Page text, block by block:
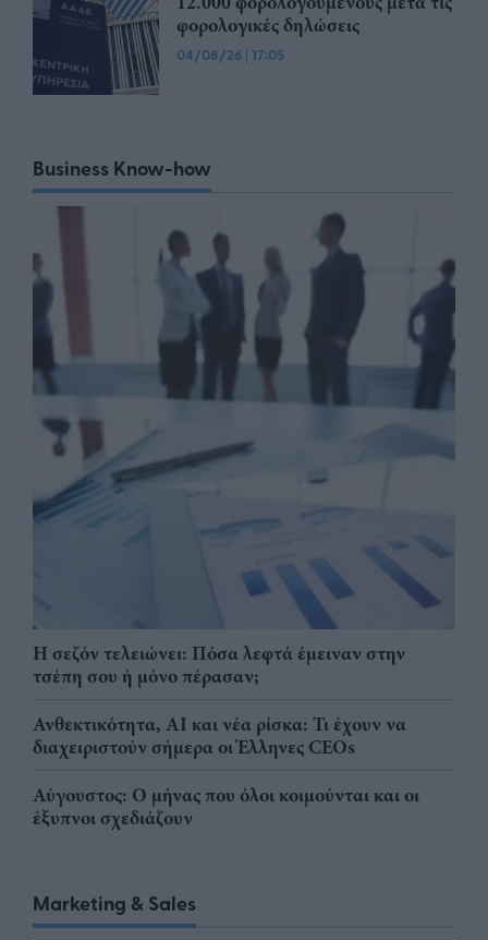
φορολογικές δηλώσεις
04/08/26 | 17:05
Business Know-how
Η σεζόν τελειώνει: Πόσα λεφτά έμειναν στην
τσέπη σου ή μόνο πέρασαν;
Ανθεκτικότητα, AI και νέα ρίσκα: Τι έχουν να
διαχειριστούν σήμερα οι Έλληνες CEOs
Αύγουστος: Ο μήνας που όλοι κοιμούνται και οι
έξυπνοι σχεδιάζουν
Marketing & Sales